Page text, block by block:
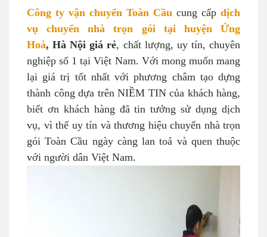
Công ty vận chuyển Toàn Cầu cung cấp dịch
vụ chuyển nhà trọn gói tại huyện Ứng
Hoà, Hà Nội giá rẻ, chất lượng, uy tín, chuyên
nghiệp số 1 tại Việt Nam. Với mong muốn mang
lại giá trị tốt nhất với phương châm tạo dựng
thành công dựa trên NIỀM TIN của khách hàng,
biết ơn khách hàng đã tin tưởng sử dụng dịch
vụ, vì thế uy tín và thương hiệu chuyển nhà trọn
gói Toàn Cầu ngày càng lan toả và quen thuộc
với người dân Việt Nam.